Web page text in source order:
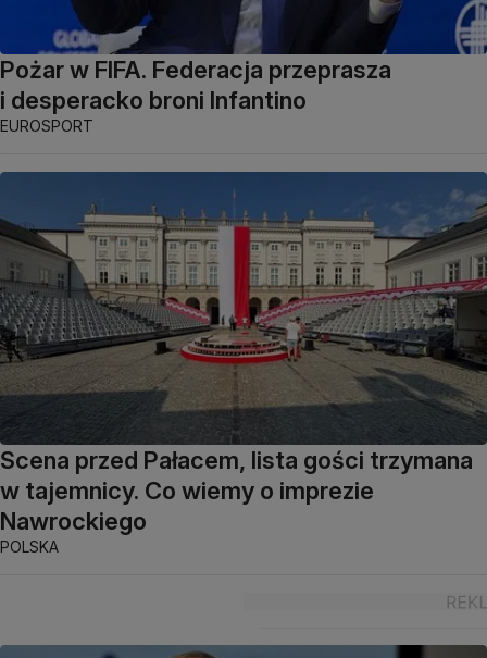
Pożar w FIFA. Federacja przeprasza
i desperacko broni Infantino
EUROSPORT
Scena przed Pałacem, lista gości trzymana
w tajemnicy. Co wiemy o imprezie
Nawrockiego
POLSKA